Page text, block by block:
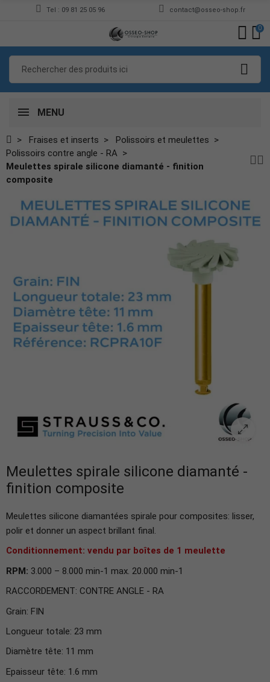
Tel : 09 81 25 05 96 contact@osseo-shop.fr
0
MENU
Fraises et inserts
Polissoirs et meulettes
Polissoirs contre angle - RA
Meulettes spirale silicone diamanté - finition
composite
Meulettes spirale silicone diamanté -
finition composite
Meulettes silicone diamantées spirale pour composites: lisser,
polir et donner un aspect brillant final.
Conditionnement: vendu par boîtes de 1 meulette
RPM: 3.000 – 8.000 min-1 max. 20.000 min-1
RACCORDEMENT: CONTRE ANGLE - RA
Grain: FIN
Longueur totale: 23 mm
Diamètre tête: 11 mm
Epaisseur tête: 1.6 mm